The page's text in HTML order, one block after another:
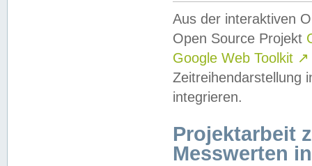
Aus der interaktiven
Open Source Projekt
Google Web Toolkit ↗
Zeitreihendarstellung
integrieren.
Projektarbeit
Messwerten